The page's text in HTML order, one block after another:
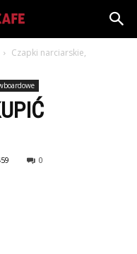
Czapki narciarskie,
0